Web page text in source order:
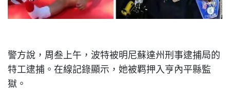
警方說，周叁上午，波特被明尼蘇達州刑事逮捕局的
特工逮捕。在線記錄顯示，她被羁押入亨內平縣監
獄。